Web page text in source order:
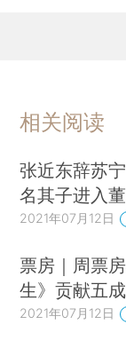
相关阅读
张近东辞苏
名其子进入
2021年07月12日
票房｜周票
生》贡献五成
2021年07月12日